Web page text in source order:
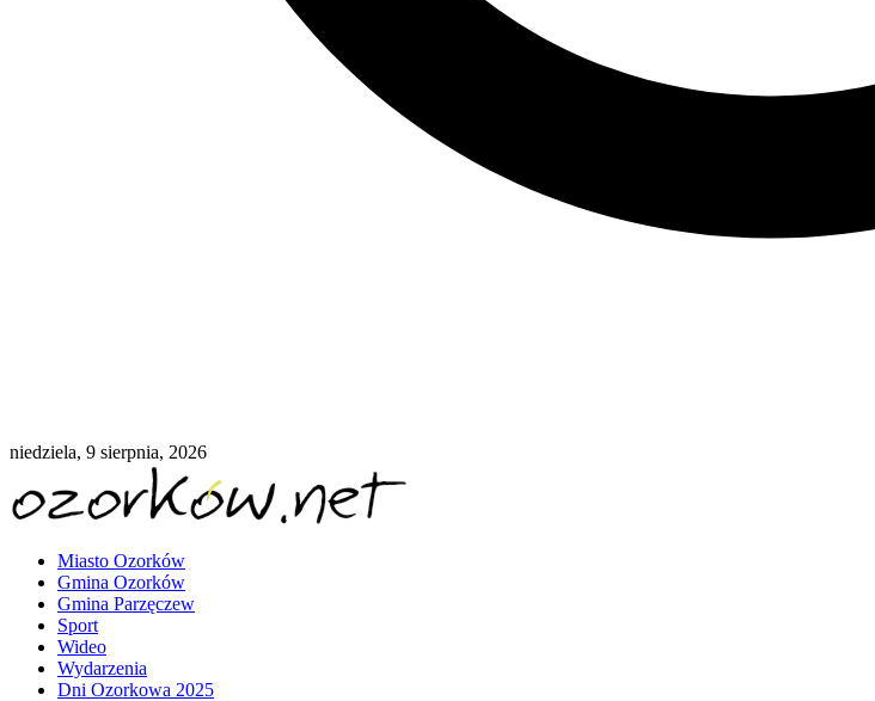
niedziela, 9 sierpnia, 2026
Miasto Ozorków
Gmina Ozorków
Gmina Parzęczew
Sport
Wideo
Wydarzenia
Dni Ozorkowa 2025